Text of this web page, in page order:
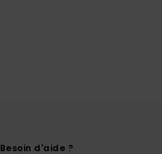
Besoin d'aide ?